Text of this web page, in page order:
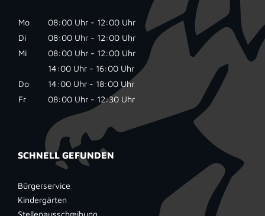
Mo
08:00 Uhr - 12:00 Uhr
Di
08:00 Uhr - 12:00 Uhr
Mi
08:00 Uhr - 12:00 Uhr
14:00 Uhr - 16:00 Uhr
Do
14:00 Uhr - 18:00 Uhr
Fr
08:00 Uhr - 12:30 Uhr
SCHNELL GEFUNDEN
Bürgerservice
Kindergärten